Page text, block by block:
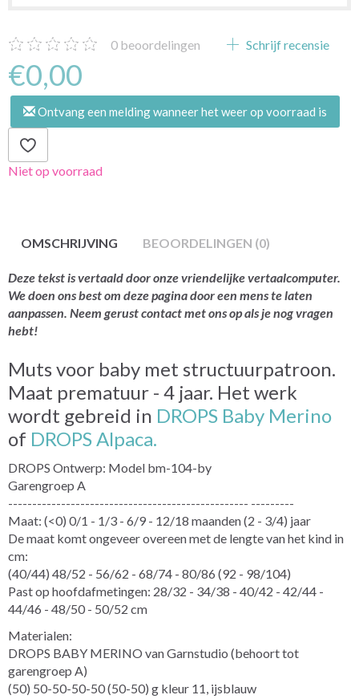
0 beoordelingen Schrijf recensie
€0,00
Ontvang een melding wanneer het weer op voorraad is
Niet op voorraad
OMSCHRIJVING BEOORDELINGEN (0)
Deze tekst is vertaald door onze vriendelijke vertaalcomputer.
We doen ons best om deze pagina door een mens te laten
aanpassen. Neem gerust contact met ons op als je nog vragen
hebt!
Muts voor baby met structuurpatroon.
Maat prematuur - 4 jaar. Het werk
wordt gebreid in DROPS Baby Merino
of DROPS Alpaca.
DROPS Ontwerp: Model bm-104-by
Garengroep A
-------------------------------------------------- ---------
Maat: (<0) 0/1 - 1/3 - 6/9 - 12/18 maanden (2 - 3/4) jaar
De maat komt ongeveer overeen met de lengte van het kind in
cm:
(40/44) 48/52 - 56/62 - 68/74 - 80/86 (92 - 98/104)
Past op hoofdafmetingen: 28/32 - 34/38 - 40/42 - 42/44 -
44/46 - 48/50 - 50/52 cm
Materialen:
DROPS BABY MERINO van Garnstudio (behoort tot
garengroep A)
(50) 50-50-50-50 (50-50) g kleur 11, ijsblauw